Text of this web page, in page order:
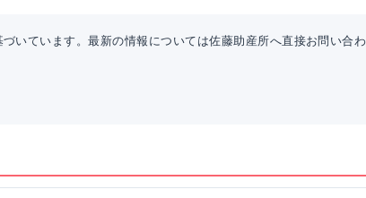
いています。最新の情報については佐藤助産所へ直接お問い合わ